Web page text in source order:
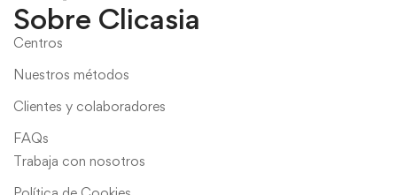
Sobre Clicasia
Centros
Nuestros métodos
Clientes y colaboradores
FAQs
Trabaja con nosotros